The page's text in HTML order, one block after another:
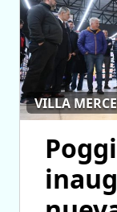
VILLA